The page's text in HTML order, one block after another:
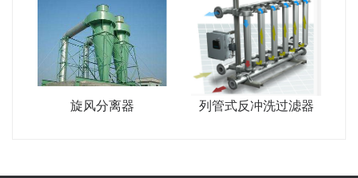
旋风分离器 列管式反冲洗过滤器